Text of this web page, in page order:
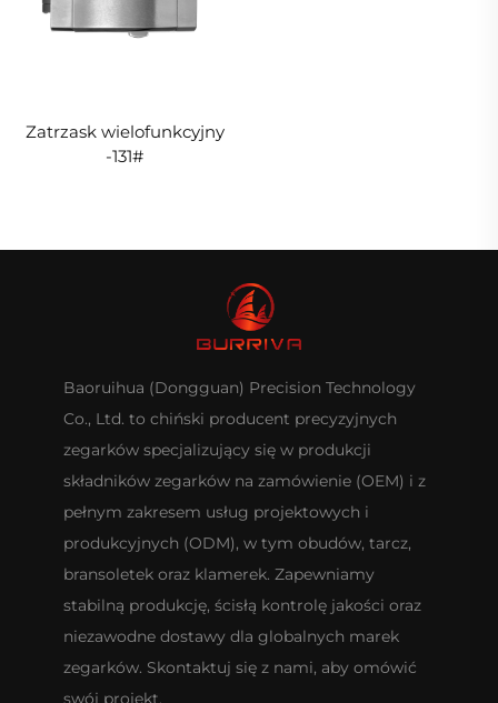
Zatrzask wielofunkcyjny
-131#
Baoruihua (Dongguan) Precision Technology
Co., Ltd. to chiński producent precyzyjnych
zegarków specjalizujący się w produkcji
składników zegarków na zamówienie (OEM) i z
pełnym zakresem usług projektowych i
produkcyjnych (ODM), w tym obudów, tarcz,
bransoletek oraz klamerek. Zapewniamy
stabilną produkcję, ścisłą kontrolę jakości oraz
niezawodne dostawy dla globalnych marek
zegarków. Skontaktuj się z nami, aby omówić
swój projekt.